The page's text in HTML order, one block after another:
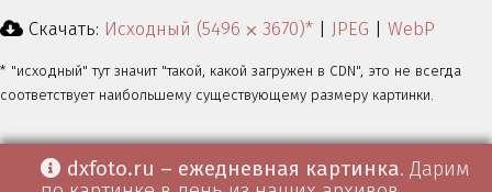
Скачать: Исходный (5496 ⨉ 3670)* | JPEG | WebP
* "исходный" тут значит "такой, какой загружен в CDN", это не всегда
соответствует наибольшему существующему размеру картинки.
dxfoto.ru – ежедневная картинка. Дарим